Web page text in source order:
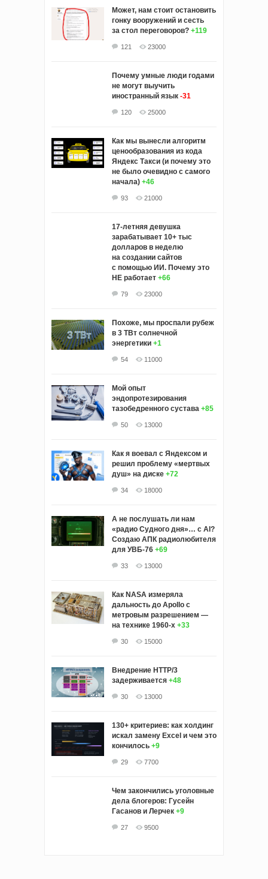
Может, нам стоит остановить
гонку вооружений и сесть
за стол переговоров? +119
121 23000
Почему умные люди годами
не могут выучить
иностранный язык -31
120 25000
Как мы вынесли алгоритм
ценообразования из кода
Яндекс Такси (и почему это
не было очевидно с самого
начала) +46
93 21000
17-летняя девушка
зарабатывает 10+ тыс
долларов в неделю
на создании сайтов
с помощью ИИ. Почему это
НЕ работает +66
79 23000
Похоже, мы проспали рубеж
в 3 ТВт солнечной
энергетики +1
54 11000
Мой опыт
эндопротезирования
тазобедренного сустава +85
50 13000
Как я воевал с Яндексом и
решил проблему «мертвых
душ» на диске +72
34 18000
А не послушать ли нам
«радио Судного дня»… с AI?
Создаю АПК радиолюбителя
для УВБ-76 +69
33 13000
Как NASA измеряла
дальность до Apollo с
метровым разрешением —
на технике 1960-х +33
30 15000
Внедрение HTTP/3
задерживается +48
30 13000
130+ критериев: как холдинг
искал замену Excel и чем это
кончилось +9
29 7700
Чем закончились уголовные
дела блогеров: Гусейн
Гасанов и Лерчек +9
27 9500